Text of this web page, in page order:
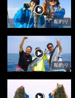
船釣り
船釣り